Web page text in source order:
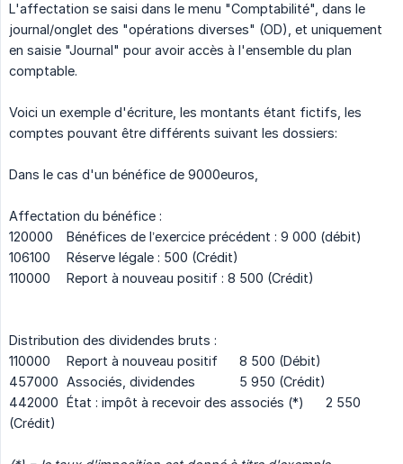
L'affectation se saisi dans le menu "Comptabilité", dans le
journal/onglet des "opérations diverses" (OD), et uniquement
en saisie "Journal" pour avoir accès à l'ensemble du plan
comptable.
Voici un exemple d'écriture, les montants étant fictifs, les
comptes pouvant être différents suivant les dossiers:
Dans le cas d'un bénéfice de 9000euros,
Affectation du bénéfice :
120000
Bénéfices de l’exercice précédent : 9 000 (débit)
106100
Réserve légale : 500 (Crédit)
110000
Report à nouveau positif : 8 500 (Crédit)
Distribution des dividendes bruts :
110000
Report à nouveau positif
8 500 (Débit)
457000 Associés, dividendes
5 950 (Crédit)
442000 État : impôt à recevoir des associés (*)
2 550
(Crédit)